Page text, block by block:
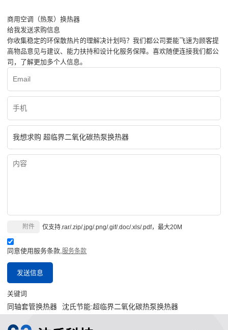
商用空调（热泵）换热器
给我发送求购信息
你收集稳定的环保散热片的理解决计划吗？我们都公司要能飞速为顾客提
高物品意见与建议、能力扶持和设计化服务保障。喜欢随便连接我们都公
司，了解更加多个人信息。
仅支持.rar/.zip/.jpg/.png/.gif/.doc/.xls/.pdf，最大20M
附件
同意使用服务条款,服务条款
发送信息
关键词
同轴套管换热器 沈氏节能:超临界二氧化碳热泵换热器